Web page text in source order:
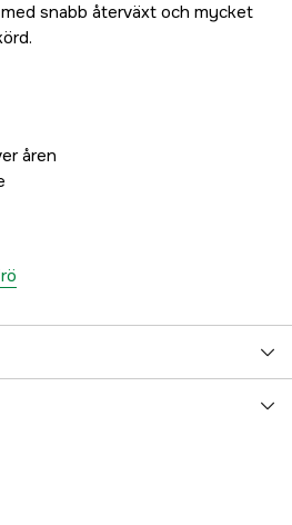
snabb återväxt och mycket
åren
3000067364